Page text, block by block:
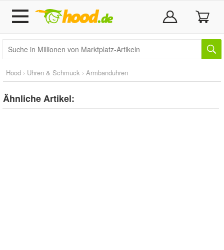
Hood › Uhren & Schmuck › Armbanduhren
Ähnliche Artikel: